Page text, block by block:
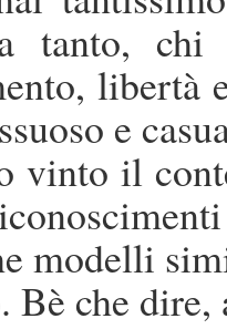
tanto,
libertà
e
vinto il
modelli
Bè che